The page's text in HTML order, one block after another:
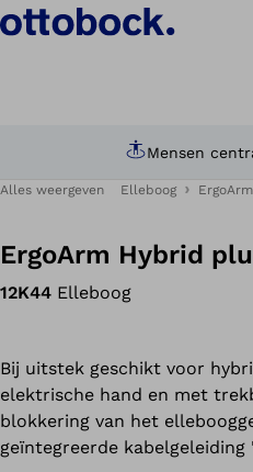
Mensen
Alles weergeven Elleboog
ErgoArm Hybrid
12K44 Elleboog
Bij uitstek geschikt voor
elektrische hand en met
blokkering van het
geïntegreerde kabelgeleiding